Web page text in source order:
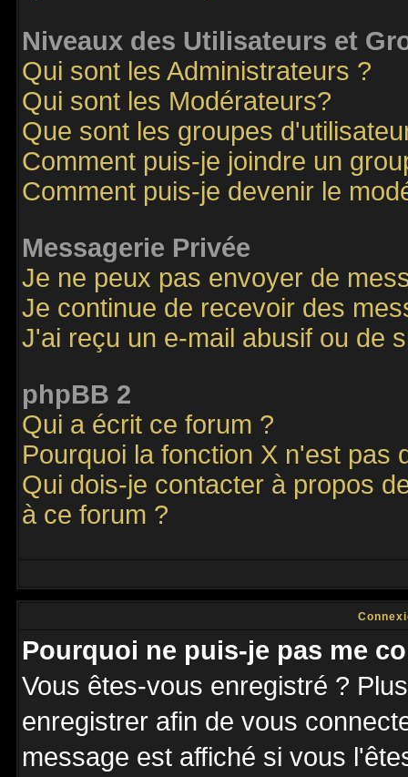
Niveaux des Utilisateurs et
Qui sont les Administrateurs ?
Qui sont les Modérateurs?
Que sont les groupes
Comment puis-je joindre un
Comment puis-je devenir le
Messagerie Privée
Je ne peux pas envoyer de
Je continue de recevoir des
J'ai reçu un e-mail abusif ou de
phpBB 2
Qui a écrit ce forum ?
Pourquoi la fonction X n'est pas
Qui dois-je contacter à propos
à ce forum ?
Pourquoi ne puis-je pas me
Vous êtes-vous enregistré ?
enregistrer afin de vous
message est affiché si vous